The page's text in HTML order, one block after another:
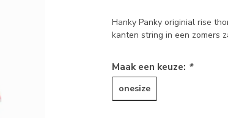
Hanky Panky originial rise
kanten string in een zomers
Maak een keuze: *
onesize